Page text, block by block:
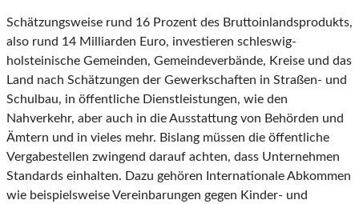
Schätzungsweise rund 16 Prozent des Bruttoinlandsprodukts,
also rund 14 Milliarden Euro, investieren schleswig-
holsteinische Gemeinden, Gemeindeverbände, Kreise und das
Land nach Schätzungen der Gewerkschaften in Straßen- und
Schulbau, in öffentliche Dienstleistungen, wie den
Nahverkehr, aber auch in die Ausstattung von Behörden und
Ämtern und in vieles mehr. Bislang müssen die öffentliche
Vergabestellen zwingend darauf achten, dass Unternehmen
Standards einhalten. Dazu gehören Internationale Abkommen
wie beispielsweise Vereinbarungen gegen Kinder- und